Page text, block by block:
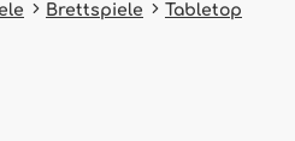
Brettspiele Tabletop